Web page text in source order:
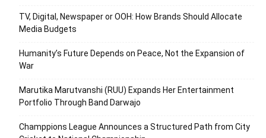
TV, Digital, Newspaper or OOH: How Brands Should Allocate
Media Budgets
Humanity’s Future Depends on Peace, Not the Expansion of
War
Marutika Marutvanshi (RUU) Expands Her Entertainment
Portfolio Through Band Darwajo
Champpions League Announces a Structured Path from City